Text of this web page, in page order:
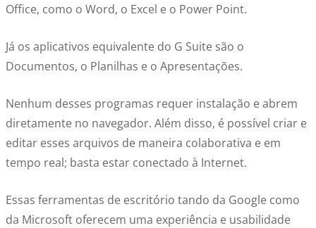
Office, como o Word, o Excel e o Power Point.
Já os aplicativos equivalente do G Suite são o
Documentos, o Planilhas e o Apresentações.
Nenhum desses programas requer instalação e abrem
diretamente no navegador. Além disso, é possível criar e
editar esses arquivos de maneira colaborativa e em
tempo real; basta estar conectado à Internet.
Essas ferramentas de escritório tando da Google como
da Microsoft oferecem uma experiência e usabilidade